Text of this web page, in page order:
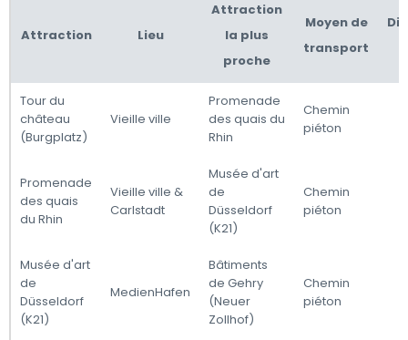
Attraction Lieu
Attraction
la plus
proche
Moyen de
transport
Tour du
château
(Burgplatz)
Vieille ville
Promenade
des quais du
Rhin
Chemin
piéton
Promenade
des quais
du Rhin
Vieille ville &
Carlstadt
Musée d'art
de
Düsseldorf
(K21)
Chemin
piéton
Musée d'art
de
Düsseldorf
(K21)
MedienHafen
Bâtiments
de Gehry
(Neuer
Zollhof)
Chemin
piéton